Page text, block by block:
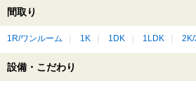
間取り
1R/ワンルーム 1K 1DK 1LDK 2K/
設備・こだわり